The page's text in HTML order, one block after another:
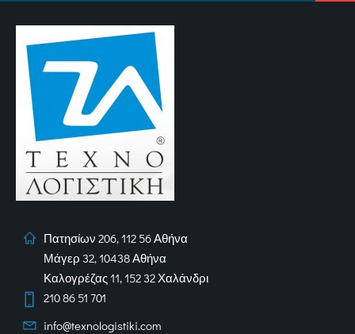
Πατησίων 206, 112 56 Αθήνα
Μάγερ 32, 10438 Αθήνα
Καλογρέζας 11, 152 32 Χαλάνδρι
210 86 51 701
info@texnologistiki.com